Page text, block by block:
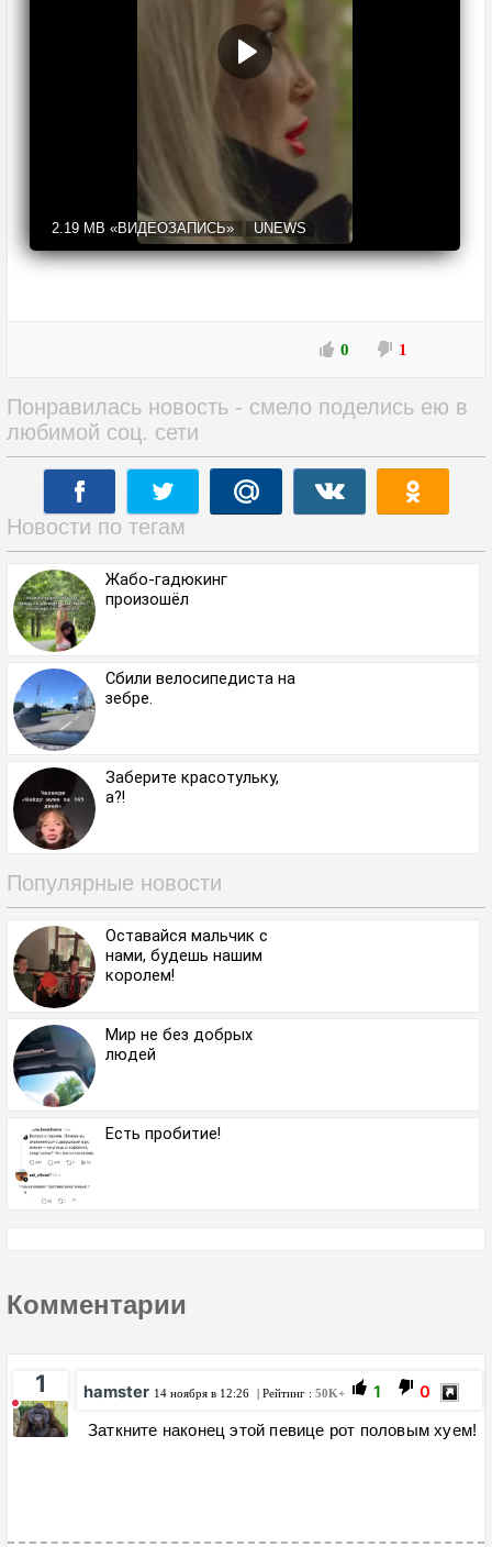
2.19 MB «ВИДЕОЗАПИСЬ» UNEWS
0 1
Понравилась новость - смело поделись ею в
любимой соц. сети
Новости по тегам
Жабо-гадюкинг
произошёл
Сбили велосипедиста на
зебре.
Заберите красотульку,
а?!
Популярные новости
Оставайся мальчик с
нами, будешь нашим
королем!
Мир не без добрых
людей
Есть пробитие!
Комментарии
1 hamster 14 ноября в 12:26 | Рейтинг : 50K+ 1 0
Заткните наконец этой певице рот половым хуем!